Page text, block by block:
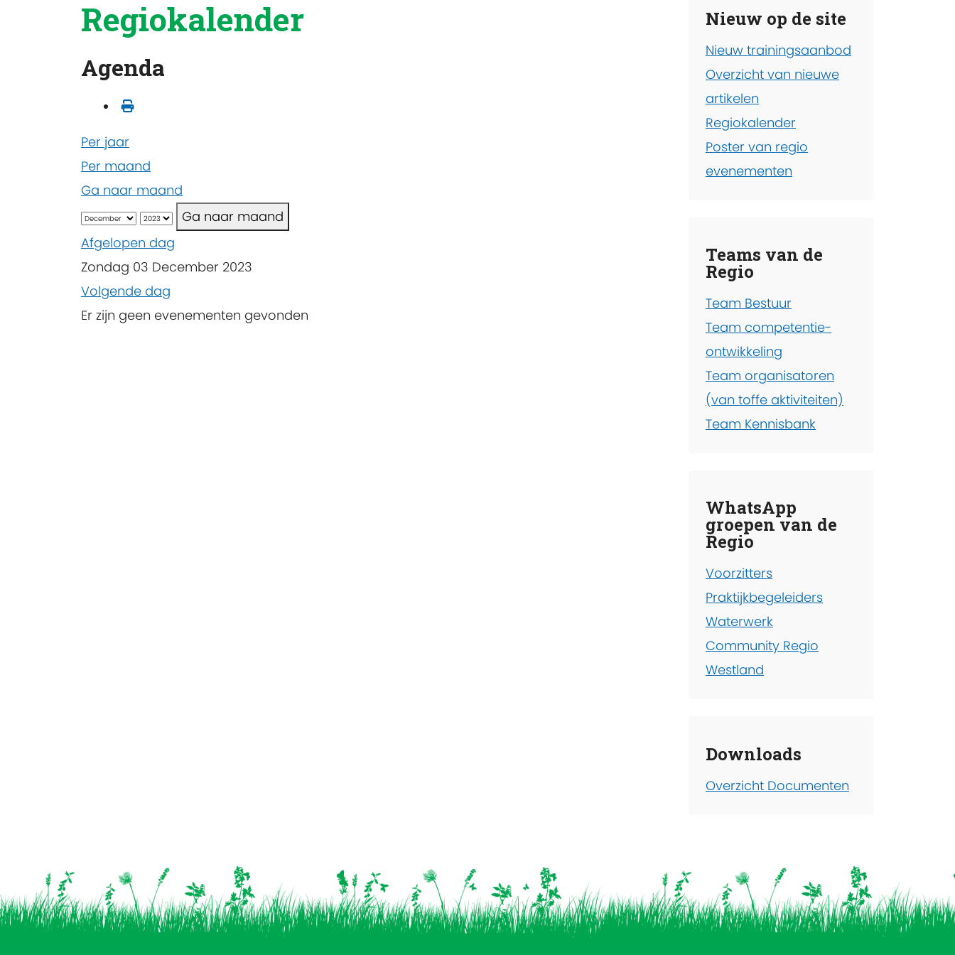
Regiokalender
Agenda
Per jaar
Per maand
Ga naar maand
Ga naar maand
Afgelopen dag
Zondag 03 December 2023
Volgende dag
Er zijn geen evenementen gevonden
Nieuw op de site
Nieuw trainingsaanbod
Overzicht van nieuwe
artikelen
Regiokalender
Poster van regio
evenementen
Teams van de
Regio
Team Bestuur
Team competentie-
ontwikkeling
Team organisatoren
(van toffe aktiviteiten)
Team Kennisbank
WhatsApp
groepen van de
Regio
Voorzitters
Praktijkbegeleiders
Waterwerk
Community Regio
Westland
Downloads
Overzicht Documenten